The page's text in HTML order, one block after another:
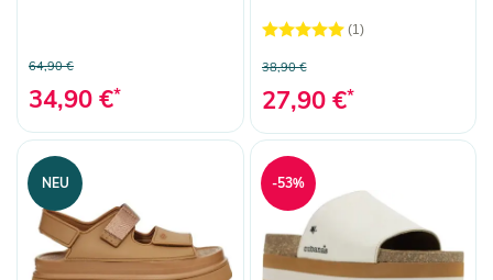
64,90 €
34,90 €*
(1)
38,90 €
27,90 €*
NEU -53%